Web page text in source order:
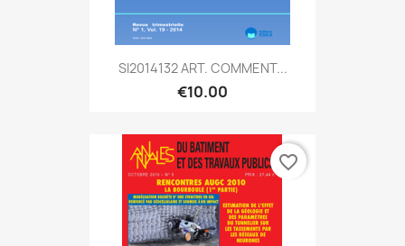
SI2014132 ART. COMMENT...
€10.00
favorite_border